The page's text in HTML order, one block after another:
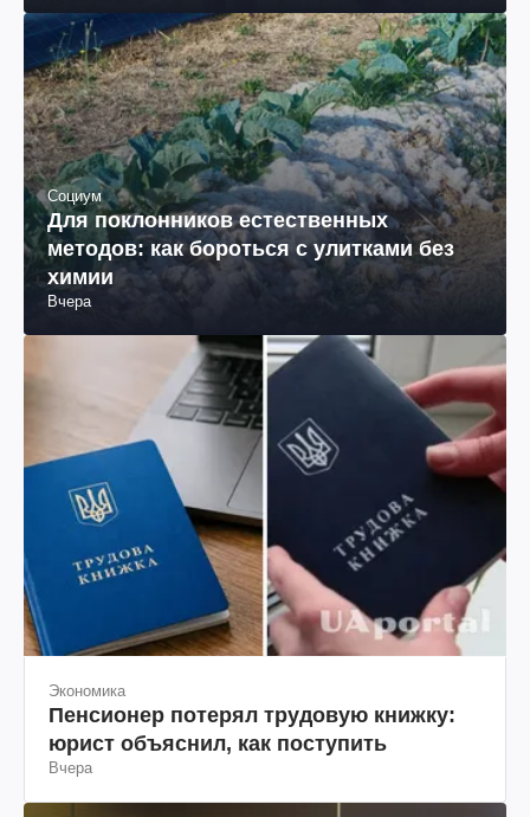
Социум
Для поклонников естественных
методов: как бороться с улитками без
химии
Вчера
Экономика
Пенсионер потерял трудовую книжку:
юрист объяснил, как поступить
Вчера